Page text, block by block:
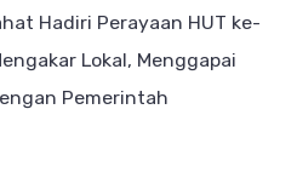
Hadiri Perayaan HUT ke-
Lokal, Menggapai
Pemerintah